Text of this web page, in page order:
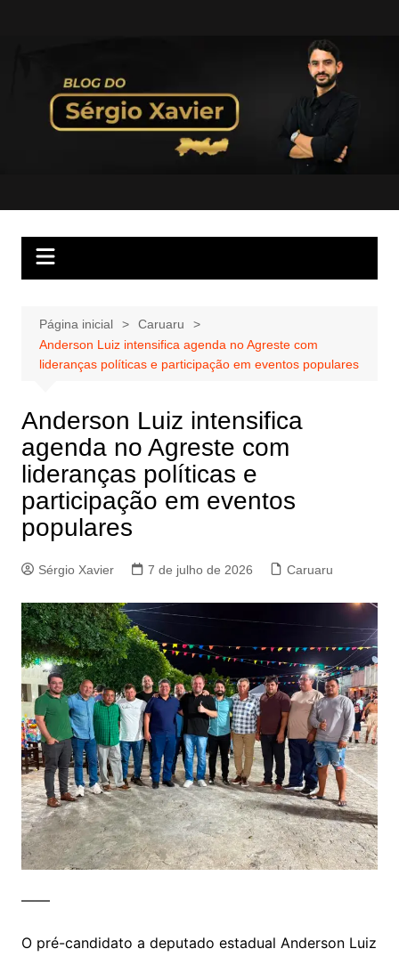
Página inicial
Caruaru
Anderson Luiz intensifica agenda no Agreste com
lideranças políticas e participação em eventos populares
Anderson Luiz intensifica
agenda no Agreste com
lideranças políticas e
participação em eventos
populares
Sérgio Xavier 7 de julho de 2026 Caruaru
——
O pré-candidato a deputado estadual Anderson Luiz